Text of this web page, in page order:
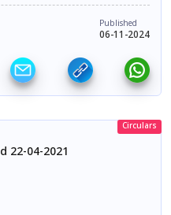
Published
06-11-2024
Circulars
22-04-2021